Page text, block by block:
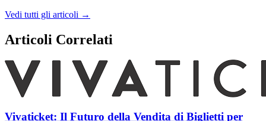
Vedi tutti gli articoli →
Articoli Correlati
Vivaticket: Il Futuro della Vendita di Biglietti per